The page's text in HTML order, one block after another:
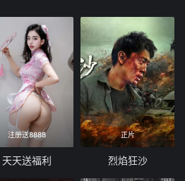
注册送8888
天天送福利
正片
烈焰狂沙